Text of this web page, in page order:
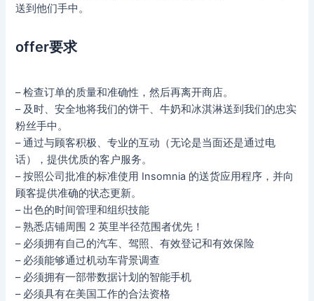
送到他们手中。
offer要求
– 检查订单的质量和准确性，然后再离开商店。
– 及时、安全地将我们的饼干、牛奶和冰淇淋送到我们的忠实
粉丝手中。
– 通过与顾客积极、专业的互动（无论是当面还是通过电
话），提供优质的客户服务。
– 按照公司批准的标准使用 Insomnia 的送货应用程序，并向
顾客提供准确的状态更新。
– 出色的时间管理和组织技能
– 熟悉店铺周围 2 英里半径范围者优先！
– 必须拥有自己的汽车、驾照、有效登记和有效保险
– 必须能够通过机动车背景调查
– 必须拥有一部带数据计划的智能手机
– 必须具有在美国工作的合法资格